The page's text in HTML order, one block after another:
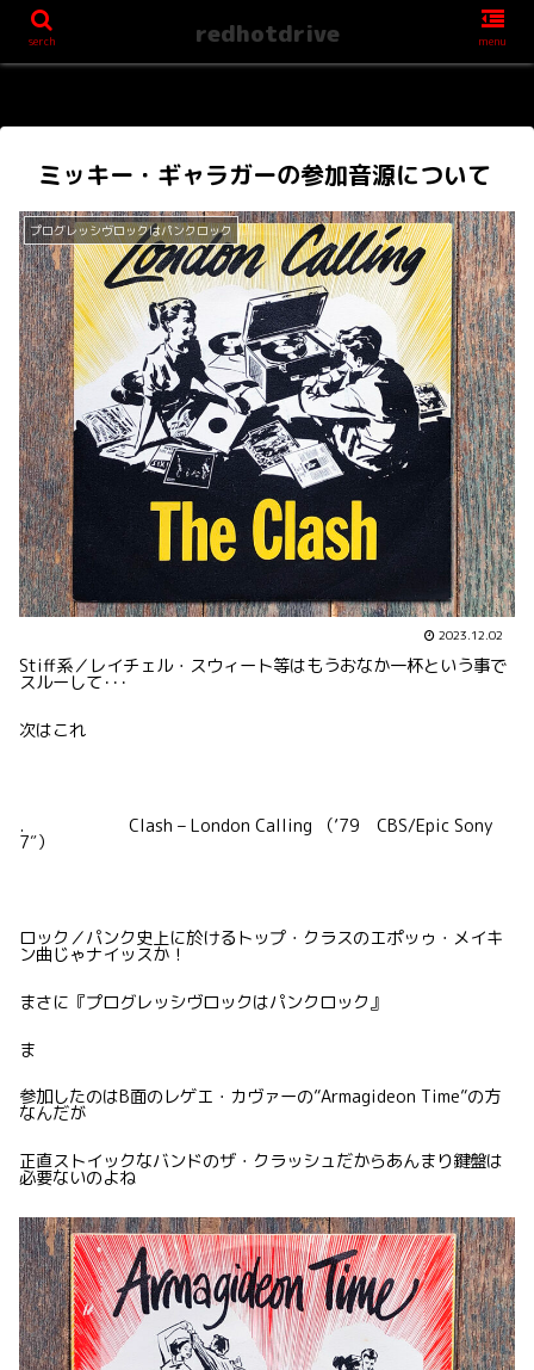
ミッキー・ギャラガーの参加音源について
プログレッシヴロックはパンクロック
2023.12.02
Stiff系／レイチェル・スウィート等はもうおなか一杯という事で
スルーして･･･
次はこれ
. Clash – London Calling （’79 CBS/Epic Sony
7″）
ロック／パンク史上に於けるトップ・クラスのエポッゥ・メイキ
ン曲じゃナイッスか！
まさに『プログレッシヴロックはパンクロック』
ま
参加したのはB面のレゲエ・カヴァーの”Armagideon Time”の方
なんだが
正直ストイックなバンドのザ・クラッシュだからあんまり鍵盤は
必要ないのよね
serch redhotdrive menu